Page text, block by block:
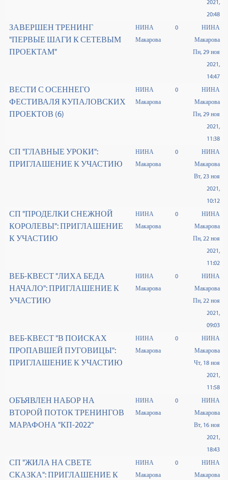
2021,
20:48
ЗАВЕРШЕН ТРЕНИНГ
"ПЕРВЫЕ ШАГИ К СЕТЕВЫМ
ПРОЕКТАМ"
НИНА
Макарова
0
НИНА
Макарова
Пн, 29 ноя
2021,
14:47
ВЕСТИ С ОСЕННЕГО
ФЕСТИВАЛЯ КУПАЛОВСКИХ
ПРОЕКТОВ (6)
НИНА
Макарова
0
НИНА
Макарова
Пн, 29 ноя
2021,
11:38
СП "ГЛАВНЫЕ УРОКИ":
ПРИГЛАШЕНИЕ К УЧАСТИЮ
НИНА
Макарова
0
НИНА
Макарова
Вт, 23 ноя
2021,
10:12
СП "ПРОДЕЛКИ СНЕЖНОЙ
КОРОЛЕВЫ": ПРИГЛАШЕНИЕ
К УЧАСТИЮ
НИНА
Макарова
0
НИНА
Макарова
Пн, 22 ноя
2021,
11:02
ВЕБ-КВЕСТ "ЛИХА БЕДА
НАЧАЛО": ПРИГЛАШЕНИЕ К
УЧАСТИЮ
НИНА
Макарова
0
НИНА
Макарова
Пн, 22 ноя
2021,
09:03
ВЕБ-КВЕСТ "В ПОИСКАХ
ПРОПАВШЕЙ ПУГОВИЦЫ":
ПРИГЛАШЕНИЕ К УЧАСТИЮ
НИНА
Макарова
0
НИНА
Макарова
Чт, 18 ноя
2021,
11:58
ОБЪЯВЛЕН НАБОР НА
ВТОРОЙ ПОТОК ТРЕНИНГОВ
МАРАФОНА "КП-2022"
НИНА
Макарова
0
НИНА
Макарова
Вт, 16 ноя
2021,
18:43
СП "ЖИЛА НА СВЕТЕ
СКАЗКА": ПРИГЛАШЕНИЕ К
НИНА
Макарова
0
НИНА
Макарова